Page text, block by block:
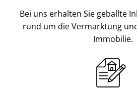
Bei uns erhalten Sie geballte
rund um die Vermarktung
Immobilie.